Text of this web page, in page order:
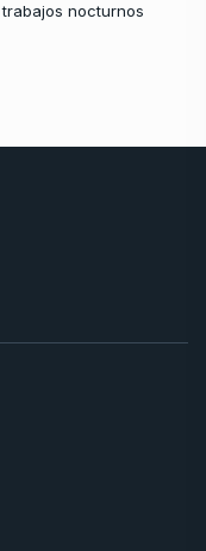
nocturnos